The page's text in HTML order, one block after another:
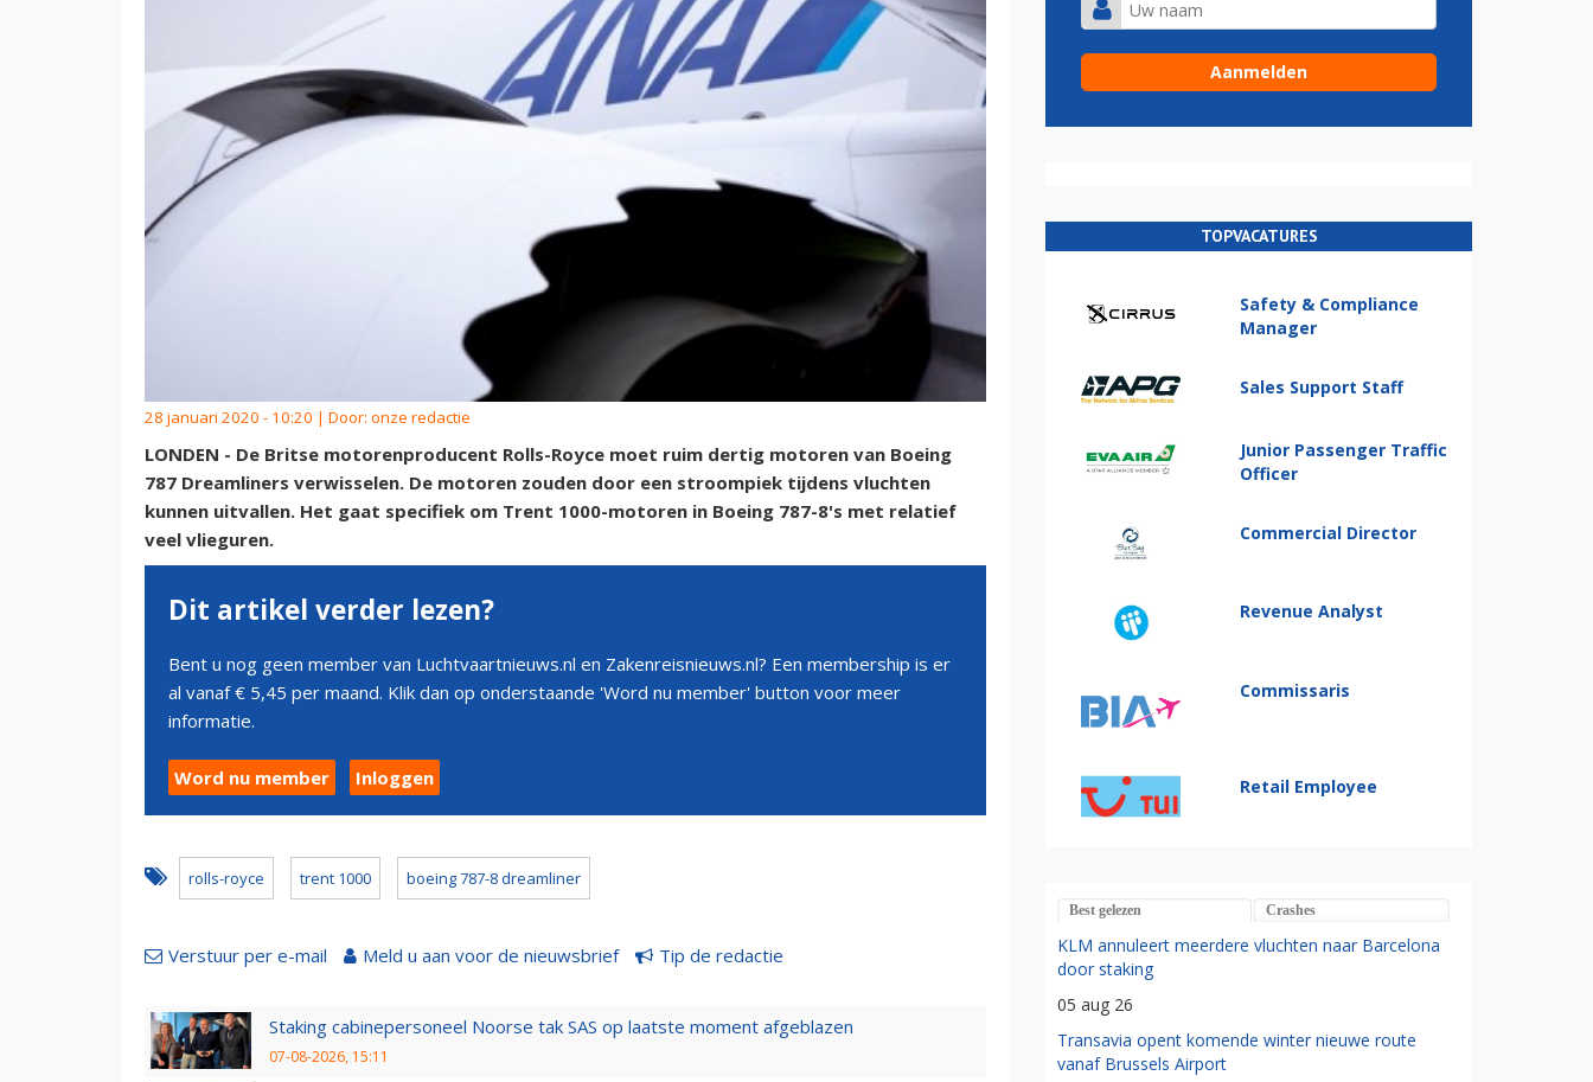
28 januari 2020 - 10:20 | Door: onze redactie
LONDEN - De Britse motorenproducent Rolls-Royce moet ruim dertig motoren van Boeing
787 Dreamliners verwisselen. De motoren zouden door een stroompiek tijdens vluchten
kunnen uitvallen. Het gaat specifiek om Trent 1000-motoren in Boeing 787-8's met relatief
veel vlieguren.
Dit artikel verder lezen?
Bent u nog geen member van Luchtvaartnieuws.nl en Zakenreisnieuws.nl? Een membership is er
al vanaf € 5,45 per maand. Klik dan op onderstaande 'Word nu member' button voor meer
informatie.
Word nu member Inloggen
rolls-royce trent 1000 boeing 787-8 dreamliner
Verstuur per e-mail Meld u aan voor de nieuwsbrief Tip de redactie
Staking cabinepersoneel Noorse tak SAS op laatste moment afgeblazen
07-08-2026, 15:11
TOPVACATURES
Safety & Compliance
Manager
Sales Support Staff
Junior Passenger Traffic
Officer
Commercial Director
Revenue Analyst
Commissaris
Retail Employee
Best gelezen Crashes
KLM annuleert meerdere vluchten naar Barcelona
door staking
05 aug 26
Transavia opent komende winter nieuwe route
vanaf Brussels Airport